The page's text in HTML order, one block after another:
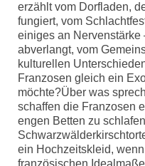
erzählt vom Dorfladen,
fungiert, vom
einiges an Nervenstärke
abverlangt, vom
kulturellen
Franzosen gleich ein
möchte?Über was
schaffen die Franzosen
engen Betten zu
ein Hochzeitskleid,